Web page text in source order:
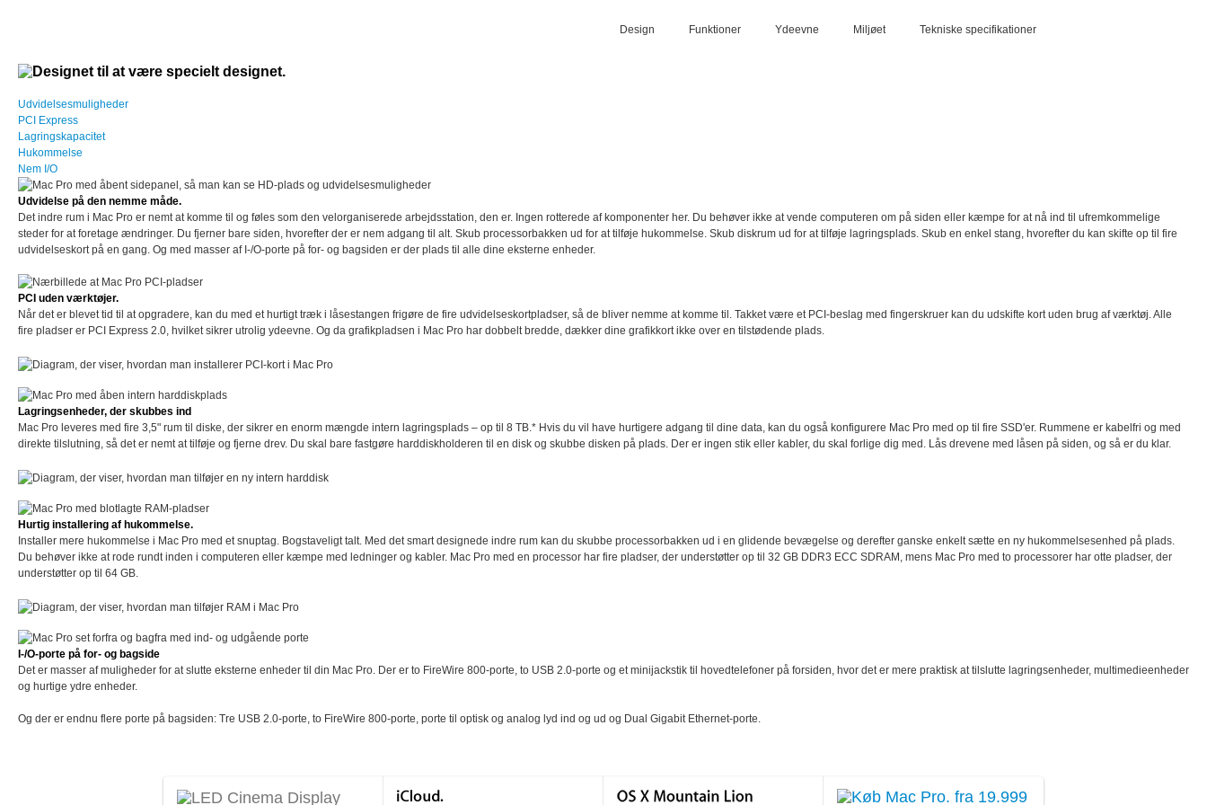
Design Funktioner Ydeevne Miljøet Tekniske specifikationer
Udvidelsesmuligheder
PCI Express
Lagringskapacitet
Hukommelse
Nem I/O
Udvidelse på den nemme måde.
Det indre rum i Mac Pro er nemt at komme til og føles som den velorganiserede arbejdsstation, den er. Ingen rotterede af komponenter her. Du behøver ikke at vende computeren om på siden eller kæmpe for at nå ind til ufremkommelige
steder for at foretage ændringer. Du fjerner bare siden, hvorefter der er nem adgang til alt. Skub processorbakken ud for at tilføje hukommelse. Skub diskrum ud for at tilføje lagringsplads. Skub en enkel stang, hvorefter du kan skifte op til fire
udvidelseskort på en gang. Og med masser af I-/O-porte på for- og bagsiden er der plads til alle dine eksterne enheder.
PCI uden værktøjer.
Når det er blevet tid til at opgradere, kan du med et hurtigt træk i låsestangen frigøre de fire udvidelseskortpladser, så de bliver nemme at komme til. Takket være et PCI-beslag med fingerskruer kan du udskifte kort uden brug af værktøj. Alle
fire pladser er PCI Express 2.0, hvilket sikrer utrolig ydeevne. Og da grafikpladsen i Mac Pro har dobbelt bredde, dækker dine grafikkort ikke over en tilstødende plads.
Lagringsenheder, der skubbes ind
Mac Pro leveres med fire 3,5" rum til diske, der sikrer en enorm mængde intern lagringsplads – op til 8 TB.* Hvis du vil have hurtigere adgang til dine data, kan du også konfigurere Mac Pro med op til fire SSD'er. Rummene er kabelfri og med
direkte tilslutning, så det er nemt at tilføje og fjerne drev. Du skal bare fastgøre harddiskholderen til en disk og skubbe disken på plads. Der er ingen stik eller kabler, du skal forlige dig med. Lås drevene med låsen på siden, og så er du klar.
Hurtig installering af hukommelse.
Installer mere hukommelse i Mac Pro med et snuptag. Bogstaveligt talt. Med det smart designede indre rum kan du skubbe processorbakken ud i en glidende bevægelse og derefter ganske enkelt sætte en ny hukommelsesenhed på plads.
Du behøver ikke at rode rundt inden i computeren eller kæmpe med ledninger og kabler. Mac Pro med en processor har fire pladser, der understøtter op til 32 GB DDR3 ECC SDRAM, mens Mac Pro med to processorer har otte pladser, der
understøtter op til 64 GB.
I-/O-porte på for- og bagside
Det er masser af muligheder for at slutte eksterne enheder til din Mac Pro. Der er to FireWire 800-porte, to USB 2.0-porte og et minijackstik til hovedtelefoner på forsiden, hvor det er mere praktisk at tilslutte lagringsenheder, multimedieenheder
og hurtige ydre enheder.
Og der er endnu flere porte på bagsiden: Tre USB 2.0-porte, to FireWire 800-porte, porte til optisk og analog lyd ind og ud og Dual Gigabit Ethernet-porte.